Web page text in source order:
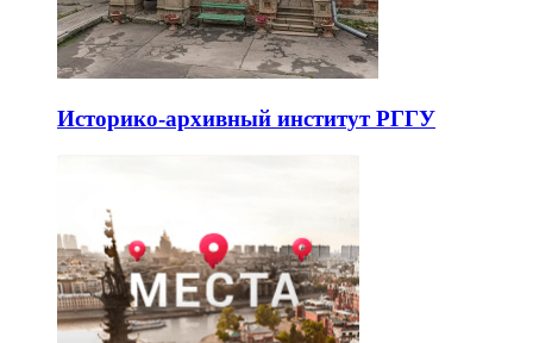
Историко-архивный институт РГГУ